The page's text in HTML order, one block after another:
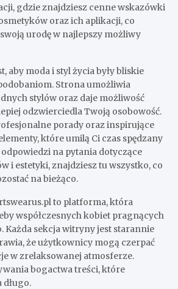
gdzie znajdziesz cenne wskazówki
oraz ich aplikacji, co
urodę w najlepszy możliwy
aby moda i styl życia były bliskie
Strona umożliwia
stylów oraz daje możliwość
odzwierciedla Twoją osobowość.
porady oraz inspirujące
które umilą Ci czas spędzany
na pytania dotyczące
i estetyki, znajdziesz tu wszystko, co
na bieżąco.
to platforma, która
współczesnych kobiet pragnących
Każda sekcja witryny jest starannie
że użytkownicy mogą czerpać
w zrelaksowanej atmosferze.
bogactwa treści, które
długo.